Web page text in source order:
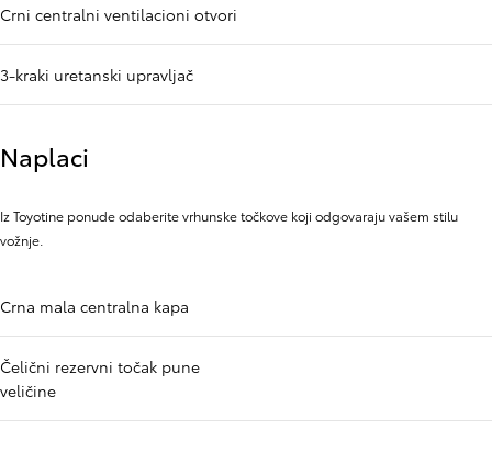
Crni centralni ventilacioni otvori
3-kraki uretanski upravljač
Naplaci
Iz Toyotine ponude odaberite vrhunske točkove koji odgovaraju vašem stilu
vožnje.
Crna mala centralna kapa
Čelični rezervni točak pune
veličine